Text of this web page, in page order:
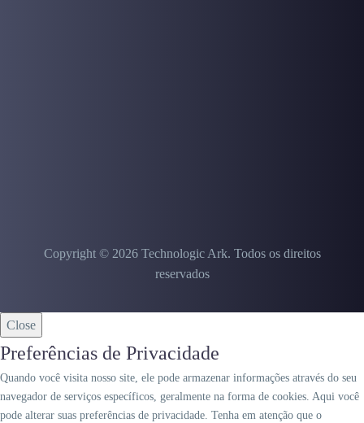
Copyright © 2026 Technologic Ark. Todos os direitos
reservados
Close
Preferências de Privacidade
Quando você visita nosso site, ele pode armazenar informações através do seu
navegador de serviços específicos, geralmente na forma de cookies. Aqui você
pode alterar suas preferências de privacidade. Tenha em atenção que o